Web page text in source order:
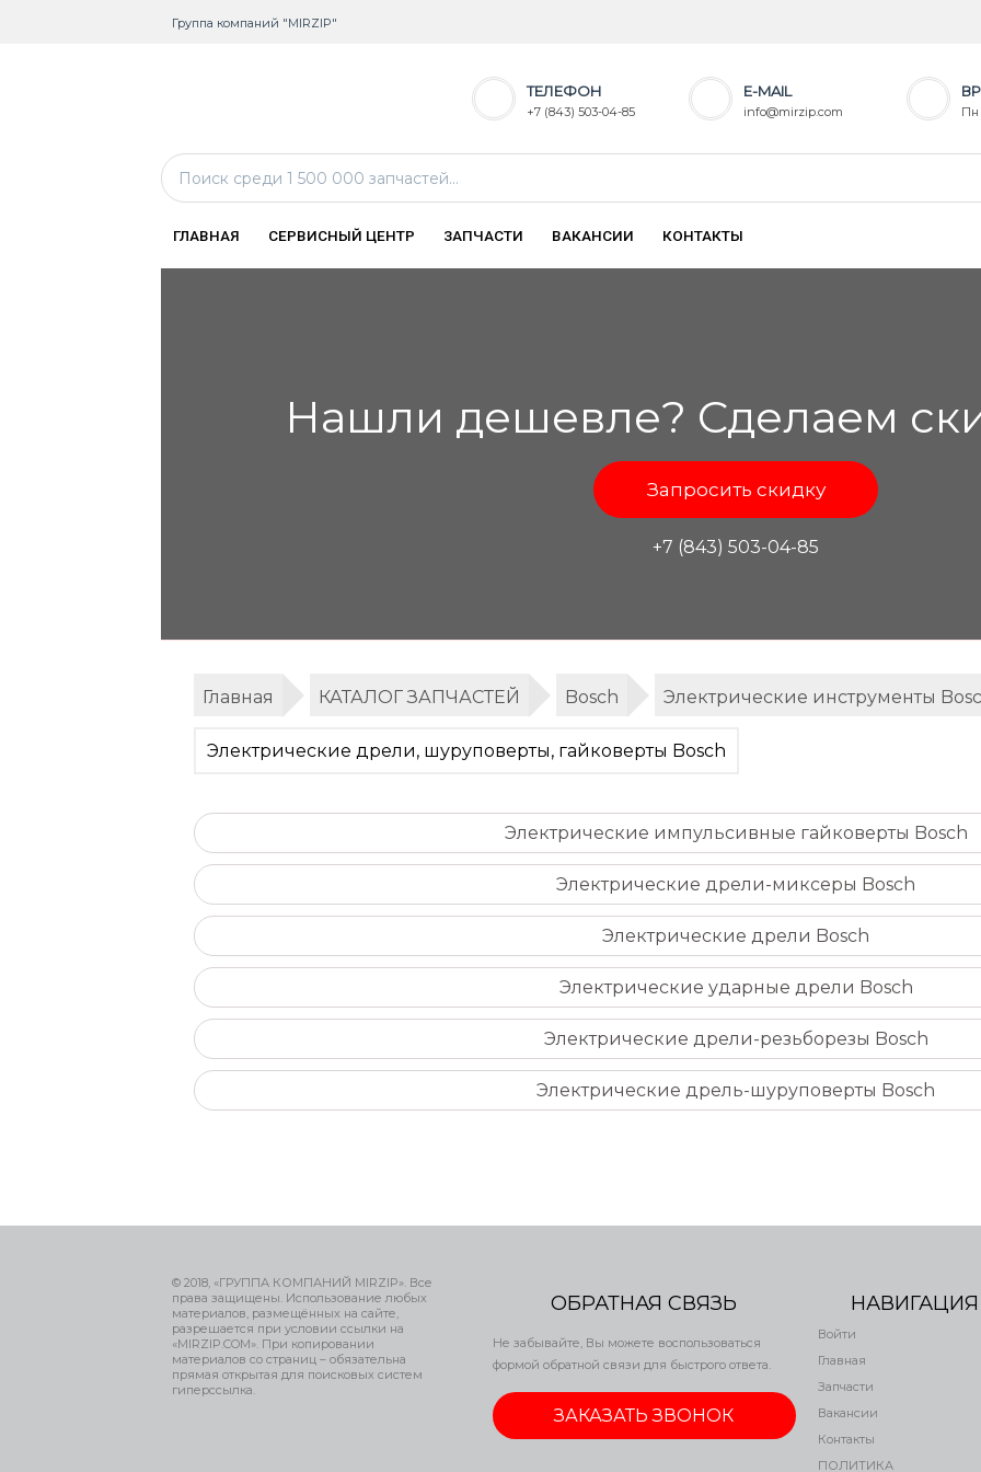
Группа компаний "MIRZIP"
ТЕЛЕФОН
+7 (843) 503-04-85
E-MAIL
info@mirzip.com Пн
ГЛАВНАЯ СЕРВИСНЫЙ ЦЕНТР ЗАПЧАСТИ ВАКАНСИИ КОНТАКТЫ
Нашли дешевле? Сделаем
Запросить скидку
+7 (843) 503-04-85
Главная КАТАЛОГ ЗАПЧАСТЕЙ Bosch Электрические инструменты
Электрические дрели, шуруповерты, гайковерты Bosch
Электрические импульсивные гайковерты Bosch
Электрические дрели-миксеры Bosch
Электрические дрели Bosch
Электрические ударные дрели Bosch
Электрические дрели-резьборезы Bosch
Электрические дрель-шуруповерты Bosch
© 2018, «ГРУППА КОМПАНИЙ MIRZIP». Все
права защищены. Использование любых
материалов, размещённых на сайте,
разрешается при условии ссылки на
«MIRZIP.COM». При копировании
материалов со страниц – обязательна
прямая открытая для поисковых систем
гиперссылка.
ОБРАТНАЯ СВЯЗЬ
Не забывайте, Вы можете воспользоваться
формой обратной связи для быстрого ответа.
ЗАКАЗАТЬ ЗВОНОК
НАВИГАЦИЯ
Войти
Главная
Запчасти
Вакансии
Контакты
ПОЛИТИКА